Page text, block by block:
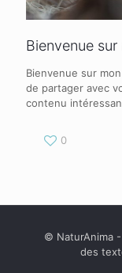
Bienvenue
Bienvenue sur
de partager avec
contenu
0
© NaturAnima
des